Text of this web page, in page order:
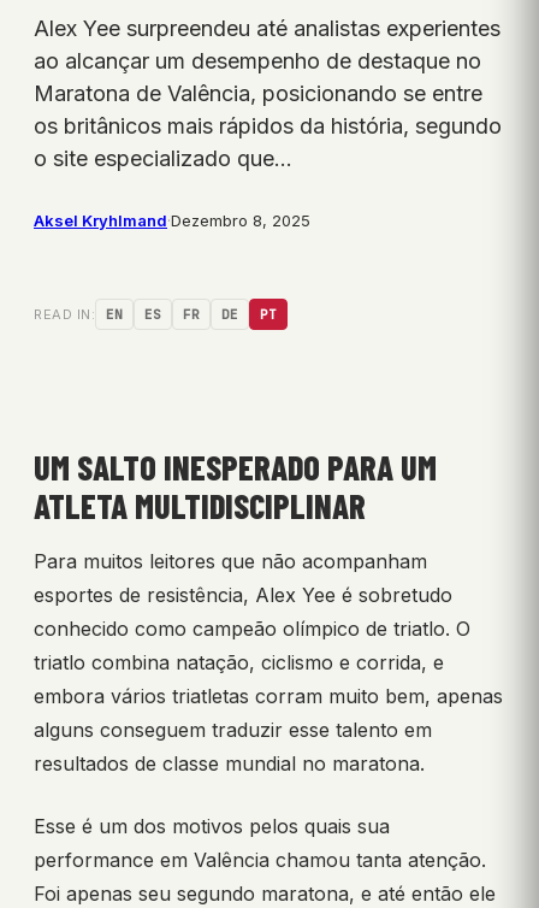
Alex Yee surpreendeu até analistas experientes
ao alcançar um desempenho de destaque no
Maratona de Valência, posicionando se entre
os britânicos mais rápidos da história, segundo
o site especializado que…
Aksel Kryhlmand·Dezembro 8, 2025
READ IN: EN ES FR DE PT
UM SALTO INESPERADO PARA UM
ATLETA MULTIDISCIPLINAR
Para muitos leitores que não acompanham
esportes de resistência, Alex Yee é sobretudo
conhecido como campeão olímpico de triatlo. O
triatlo combina natação, ciclismo e corrida, e
embora vários triatletas corram muito bem, apenas
alguns conseguem traduzir esse talento em
resultados de classe mundial no maratona.
Esse é um dos motivos pelos quais sua
performance em Valência chamou tanta atenção.
Foi apenas seu segundo maratona, e até então ele